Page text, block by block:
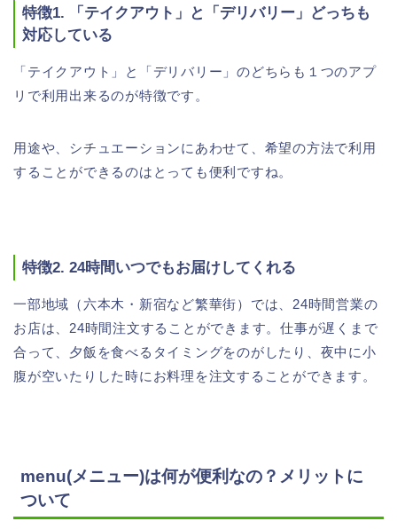
特徴1. 「テイクアウト」と「デリバリー」どっちも
対応している
「テイクアウト」と「デリバリー」のどちらも１つのアプ
リで利用出来るのが特徴です。
用途や、シチュエーションにあわせて、希望の方法で利用
することができるのはとっても便利ですね。
特徴2. 24時間いつでもお届けしてくれる
一部地域（六本木・新宿など繁華街）では、24時間営業の
お店は、24時間注文することができます。仕事が遅くまで
合って、夕飯を食べるタイミングをのがしたり、夜中に小
腹が空いたりした時にお料理を注文することができます。
menu(メニュー)は何が便利なの？メリットに
ついて